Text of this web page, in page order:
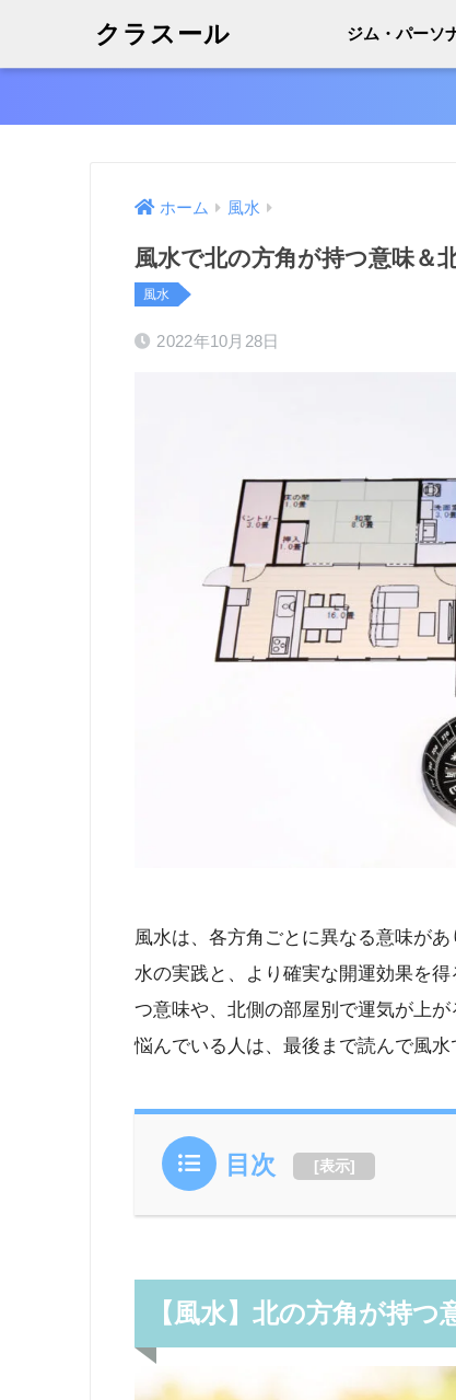
クラスール ジム・パーソ
ホーム 風水
風水で北の方角が持つ意味＆
風水
2022年10月28日
風水は、各方角ごとに異なる意味が
水の実践と、より確実な開運効果を
つ意味や、北側の部屋別で運気が上
悩んでいる人は、最後まで読んで風水
目次 [表示]
【風水】北の方角が持つ